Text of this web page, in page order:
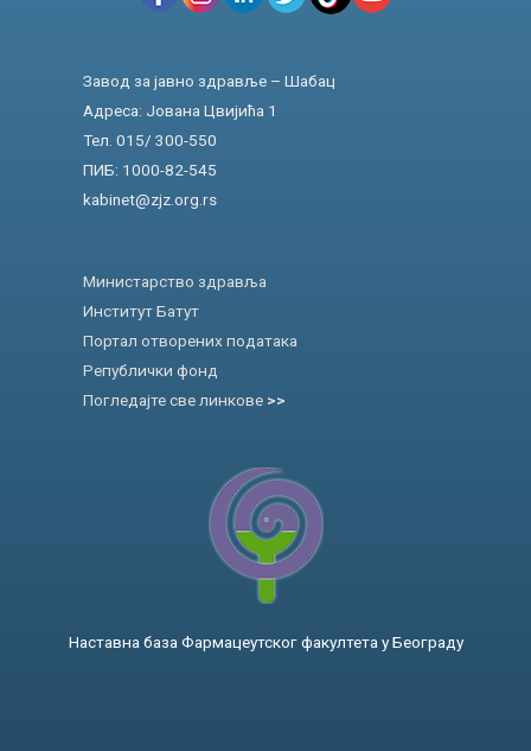
Завод за јавно здравље – Шабац
Адреса: Јована Цвијића 1
Тел. 015/ 300-550
ПИБ: 1000-82-545
kabinet@zjz.org.rs
Министарство здравља
Институт Батут
Портал отворених података
Републички фонд
Погледајте све линкове >>
Наставна база Фармацеутског факултета у Београду